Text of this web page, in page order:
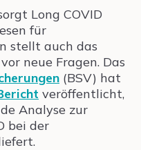
Long COVID
für
stellt auch das
neue Fragen. Das
(BSV) hat
veröffentlicht,
Analyse zur
bei der